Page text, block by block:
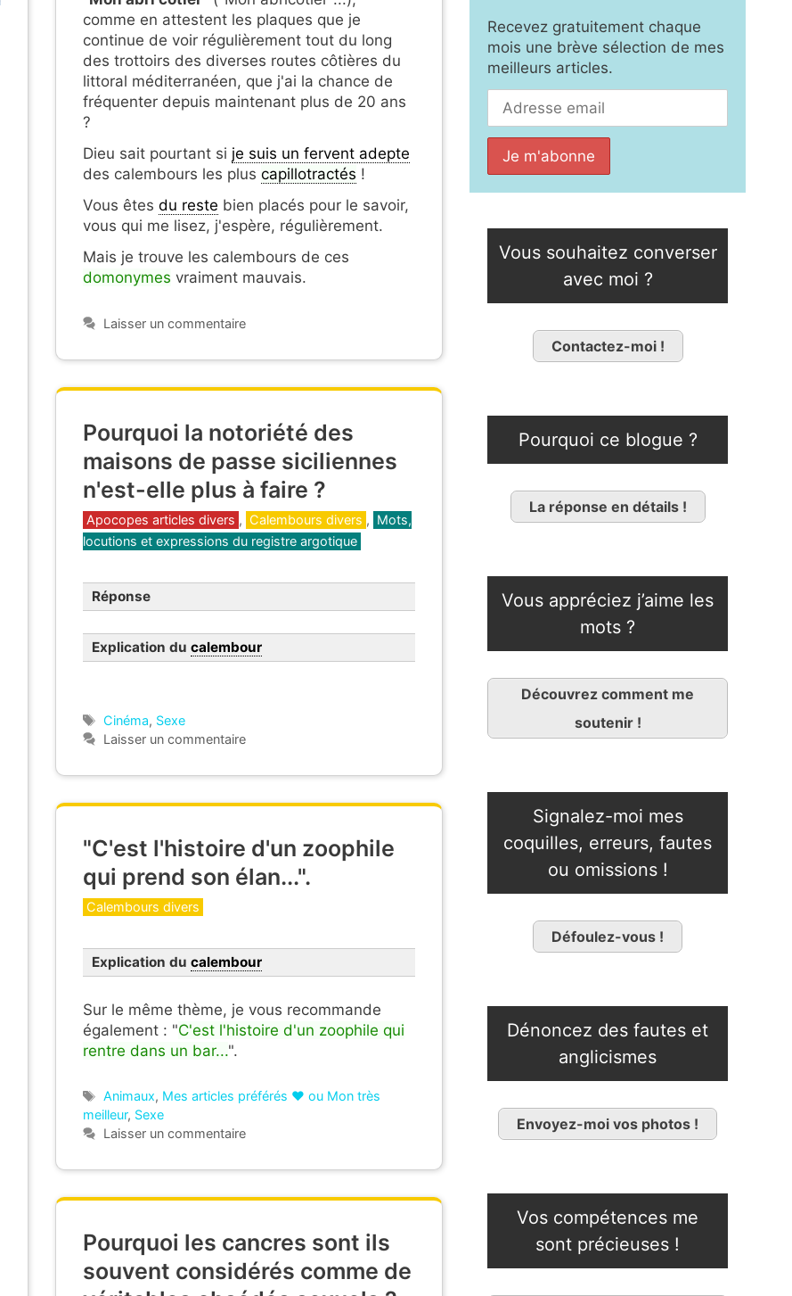
comme en attestent les plaques que je
continue de voir régulièrement tout du long
des trottoirs des diverses routes côtières du
littoral méditerranéen, que j'ai la chance de
fréquenter depuis maintenant plus de 20 ans
?
Dieu sait pourtant si je suis un fervent adepte
des calembours les plus capillotractés !
Vous êtes du reste bien placés pour le savoir,
vous qui me lisez, j'espère, régulièrement.
Mais je trouve les calembours de ces
domonymes vraiment mauvais.
Laisser un commentaire
Pourquoi la notoriété des
maisons de passe siciliennes
n'est-elle plus à faire ?
Catégories
Apocopes articles divers , Calembours divers , Mots,
locutions et expressions du registre argotique
Réponse
Explication du calembour
Étiquettes
Cinéma, Sexe
Laisser un commentaire
"C'est l'histoire d'un zoophile
qui prend son élan...".
Catégories
Calembours divers
Explication du calembour
Sur le même thème, je vous recommande
également : "C'est l'histoire d'un zoophile qui
rentre dans un bar...".
Étiquettes
Animaux, Mes articles préférés ❤ ou Mon très
meilleur, Sexe
Laisser un commentaire
Pourquoi les cancres sont ils
souvent considérés comme de
Recevez gratuitement chaque
mois une brève sélection de mes
meilleurs articles.
Vous souhaitez converser
avec moi ?
Contactez-moi !
Pourquoi ce blogue ?
La réponse en détails !
Vous appréciez j’aime les
mots ?
Découvrez comment me
soutenir !
Signalez-moi mes
coquilles, erreurs, fautes
ou omissions !
Défoulez-vous !
Dénoncez des fautes et
anglicismes
Envoyez-moi vos photos !
Vos compétences me
sont précieuses !